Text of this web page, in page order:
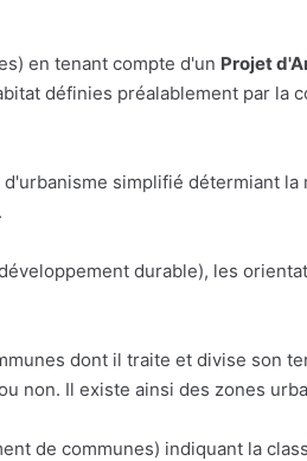
en tenant compte d'un Projet
définies préalablement par la
simplifié détermiant la
durable), les
dont il traite et divise son
non. Il existe ainsi des zones
de communes) indiquant la